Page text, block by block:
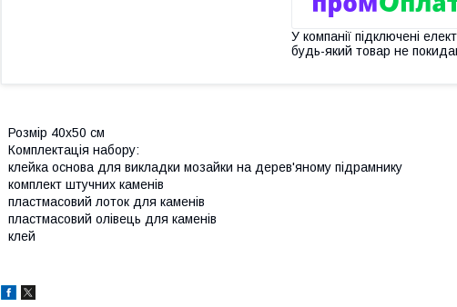
У компанії підключені
будь-який товар не
Розмір 40x50 см
Комплектація набору:
клейка основа для викладки мозайки на дерев'яному підрамнику
комплект штучних каменів
пластмасовий лоток для каменів
пластмасовий олівець для каменів
клей